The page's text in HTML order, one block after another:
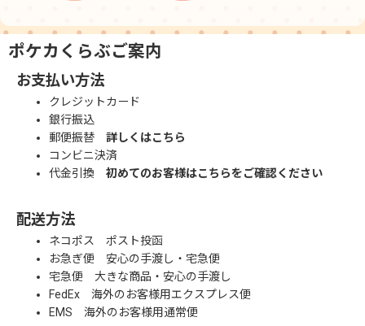
ポケカくらぶご案内
お支払い方法
クレジットカード
銀行振込
郵便振替 詳しくはこちら
コンビニ決済
代金引換 初めてのお客様はこちらをご確認ください
配送方法
ネコポス ポスト投函
お急ぎ便 安心の手渡し・宅急便
宅急便 大きな商品・安心の手渡し
FedEx 海外のお客様用エクスプレス便
EMS 海外のお客様用通常便